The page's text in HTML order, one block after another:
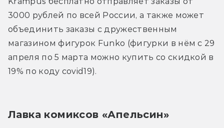
3000 рублей по всей России, а также может
объединить заказы с дружественным
магазином фигурок Funko (фигурки в нём с 29
апреля по 5 марта можно купить со скидкой в
19% по коду covid19).
Лавка комиксов «Апельсин»